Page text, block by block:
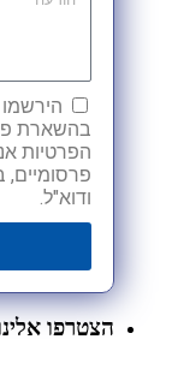
הירשמו
בהשארת
הפרטיות
פרסומיים,
ודוא"ל.
הצטרפו